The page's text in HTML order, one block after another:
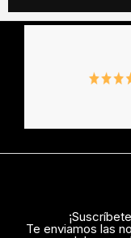
Te enviamos las